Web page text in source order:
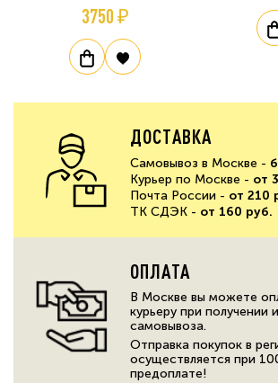
3750 ₽
ДОСТАВКА
Самовывоз в Москве -
Курьер по Москве - от
Почта России - от 210
ТК СДЭК - от 160 руб.
ОПЛАТА
В Москве вы можете
курьеру при получении
самовывоза.
Отправка покупок в
осуществляется при
предоплате!